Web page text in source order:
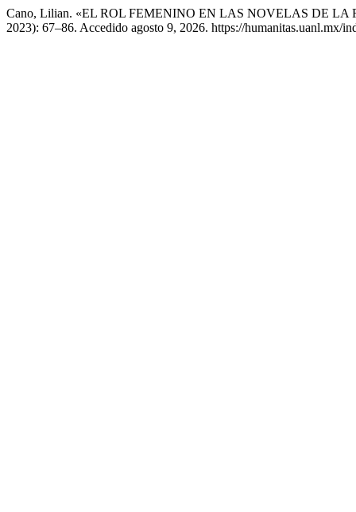
Cano, Lilian. «EL ROL FEMENINO EN LAS NOVELAS DE
2023): 67–86. Accedido agosto 9, 2026. https://humanitas.uanl.mx/